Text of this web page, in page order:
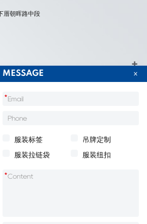
厝朝晖路中段
帽标签等产品厂家提供标签定制、吊牌定做、包
批量出售；我们承接来自全球的订单，欢迎采
MESSAGE
*
服装标签 吊牌定制
服装拉链袋 服装纽扣
*